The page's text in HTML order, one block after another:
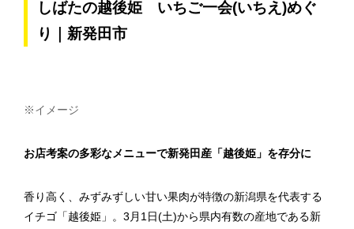
しばたの越後姫 いちご一会(いちえ)めぐ
り｜新発田市
※イメージ
お店考案の多彩なメニューで新発田産「越後姫」を存分に
香り高く、みずみずしい甘い果肉が特徴の新潟県を代表する
イチゴ「越後姫」。3月1日(土)から県内有数の産地である新